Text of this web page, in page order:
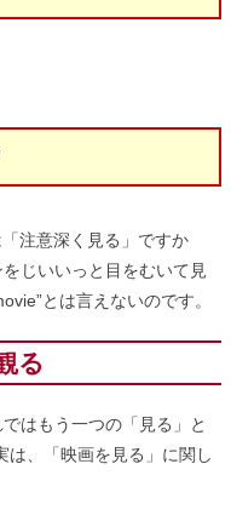
注意深く見る」ですか
じいいっと目をむいて見
とは言えないのです。
る
はもう一つの「見る」と
は、「映画を見る」に関し